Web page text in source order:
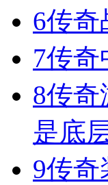
6传奇
7传奇
8传奇
是底
9传奇